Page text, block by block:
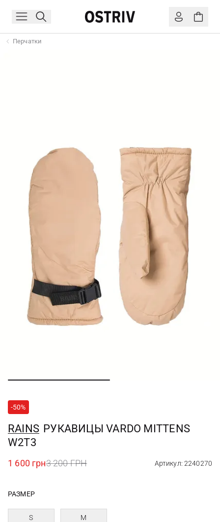
Перчатки
-50%
RAINS РУКАВИЦЫ VARDO MITTENS
W2T3
1 600 грн3 200 ГРН Артикул: 2240270
РАЗМЕР
S M